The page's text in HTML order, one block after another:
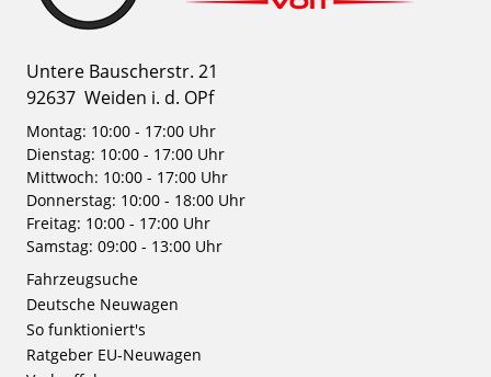
Untere Bauscherstr. 21
92637 Weiden i. d. OPf
Montag: 10:00 - 17:00 Uhr
Dienstag: 10:00 - 17:00 Uhr
Mittwoch: 10:00 - 17:00 Uhr
Donnerstag: 10:00 - 18:00 Uhr
Freitag: 10:00 - 17:00 Uhr
Samstag: 09:00 - 13:00 Uhr
Fahrzeugsuche
Deutsche Neuwagen
So funktioniert's
Ratgeber EU-Neuwagen